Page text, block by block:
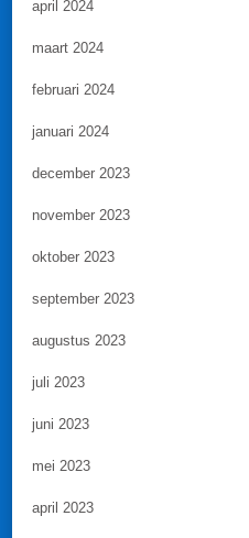
april 2024
maart 2024
februari 2024
januari 2024
december 2023
november 2023
oktober 2023
september 2023
augustus 2023
juli 2023
juni 2023
mei 2023
april 2023